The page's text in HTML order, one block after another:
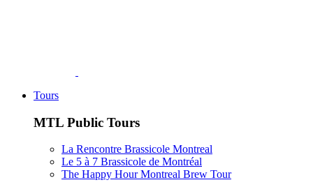
Tours
MTL Public Tours
La Rencontre Brassicole Montreal
Le 5 à 7 Brassicole de Montréal
The Happy Hour Montreal Brew Tour